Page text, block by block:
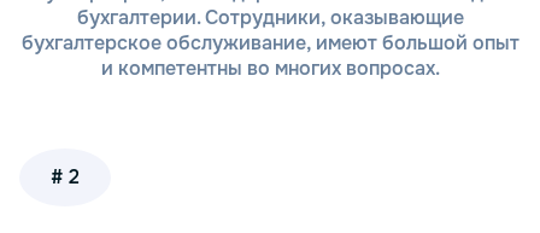
предоставляет рекомендации по
улучшению ведения учета и налоговой
оптимизации.
бухгалтерии. Сотрудники, оказывающие
бухгалтерское обслуживание, имеют большой опыт
и компетентны во многих вопросах.
# 2